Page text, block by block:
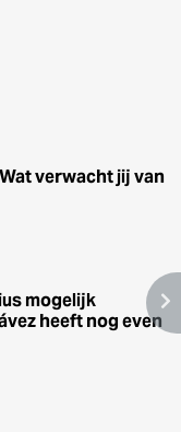
verwacht jij van
mogelijk
heeft nog even